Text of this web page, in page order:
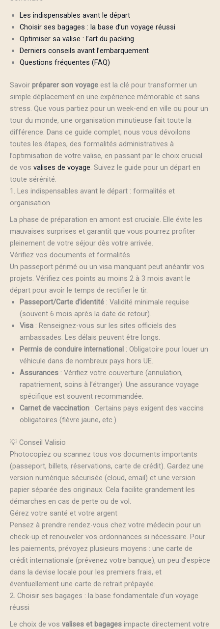
Les indispensables avant le départ
Choisir ses bagages : la base d’un voyage réussi
Optimiser sa valise : l’art du packing
Derniers conseils avant l’embarquement
Questions fréquentes (FAQ)
Savoir préparer son voyage est la clé pour transformer un
simple déplacement en une expérience mémorable et sans
stress. Que vous partiez pour un week-end en ville ou pour un
tour du monde, une organisation minutieuse fait toute la
différence. Dans ce guide complet, nous vous dévoilons
toutes les étapes, des formalités administratives à
l’optimisation de votre valise, en passant par le choix crucial
de vos valises de voyage . Suivez le guide pour un départ en
toute sérénité.
1. Les indispensables avant le départ : formalités et
organisation
La phase de préparation en amont est cruciale. Elle évite les
mauvaises surprises et garantit que vous pourrez profiter
pleinement de votre séjour dès votre arrivée.
Vérifiez vos documents et formalités
Un passeport périmé ou un visa manquant peut anéantir vos
projets. Vérifiez ces points au moins 2 à 3 mois avant le
départ pour avoir le temps de rectifier le tir.
Passeport/Carte d’identité : Validité minimale requise
(souvent 6 mois après la date de retour).
Visa : Renseignez-vous sur les sites officiels des
ambassades. Les délais peuvent être longs.
Permis de conduire international : Obligatoire pour louer un
véhicule dans de nombreux pays hors UE.
Assurances : Vérifiez votre couverture (annulation,
rapatriement, soins à l’étranger). Une assurance voyage
spécifique est souvent recommandée.
Carnet de vaccination : Certains pays exigent des vaccins
obligatoires (fièvre jaune, etc.).
💡 Conseil Valisio
Photocopiez ou scannez tous vos documents importants
(passeport, billets, réservations, carte de crédit). Gardez une
version numérique sécurisée (cloud, email) et une version
papier séparée des originaux. Cela facilite grandement les
démarches en cas de perte ou de vol.
Gérez votre santé et votre argent
Pensez à prendre rendez-vous chez votre médecin pour un
check-up et renouveler vos ordonnances si nécessaire. Pour
les paiements, prévoyez plusieurs moyens : une carte de
crédit internationale (prévenez votre banque), un peu d’espèce
dans la devise locale pour les premiers frais, et
éventuellement une carte de retrait prépayée.
2. Choisir ses bagages : la base fondamentale d’un voyage
réussi
Le choix de vos valises et bagages impacte directement votre